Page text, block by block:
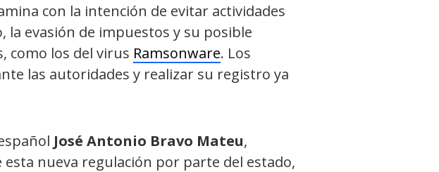
con la intención de evitar actividades
la evasión de impuestos y su posible
como los del virus Ramsonware. Los
las autoridades y realizar su registro ya
José Antonio Bravo Mateu,
nueva regulación por parte del estado,